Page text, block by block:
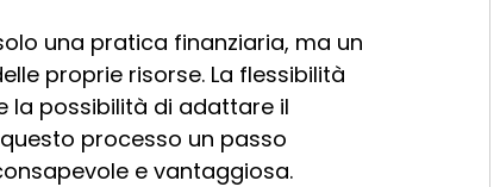
una pratica finanziaria, ma un
proprie risorse. La flessibilità
la possibilità di adattare il
processo un passo
e vantaggiosa.